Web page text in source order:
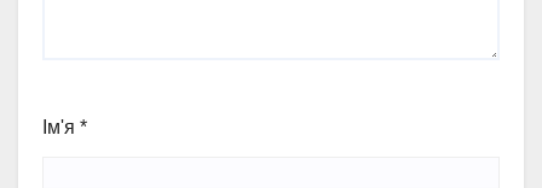
Ім'я *